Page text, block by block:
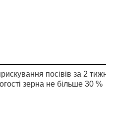
посівів за 2
зерна не більше 30 %